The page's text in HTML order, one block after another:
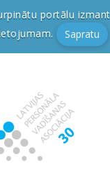
portālu
Sapratu